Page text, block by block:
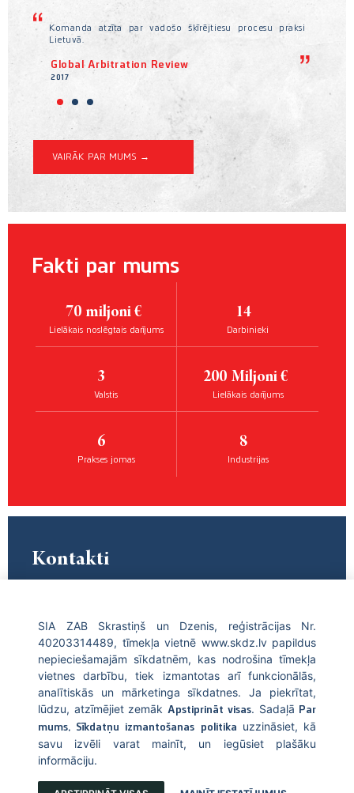
SIA ZAB Skrastiņš un Dzenis, reģistrācijas Nr.
40203314489, tīmekļa vietnē www.skdz.lv papildus
nepieciešamajām sīkdatnēm, kas nodrošina tīmekļa
vietnes darbību, tiek izmantotas arī funkcionālās,
analītiskās un mārketinga sīkdatnes. Ja piekrītat,
lūdzu, atzīmējiet zemāk Apstiprināt visas. Sadaļā Par
mums, Sīkdatņu izmantošanas politika uzzināsiet, kā
savu izvēli varat mainīt, un iegūsiet plašāku
informāciju.
Komanda atzīta par vadošo šķīrējtiesu procesu praksi
Lietuvā.
Global Arbitration Review
2017
VAIRĀK PAR MUMS →
Fakti par mums
70 miljoni €
Lielākais noslēgtais darījums
14
Darbinieki
3
Valstis
200 Miljoni €
Lielākais darījums
6
Prakses jomas
8
Industrijas
Kontakti
Mēs atrodamies Rīgā, Baltijā plaši pazīstamā jūgendstila galamērķī.
+371 67226696
info@skdz.lv
Blaumaņa iela 10, LV-1011, Rīga
SAZINIES AR MUMS→